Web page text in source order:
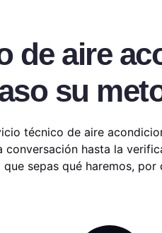
de aire
su
técnico de aire
conversación hasta la
que sepas qué haremos,